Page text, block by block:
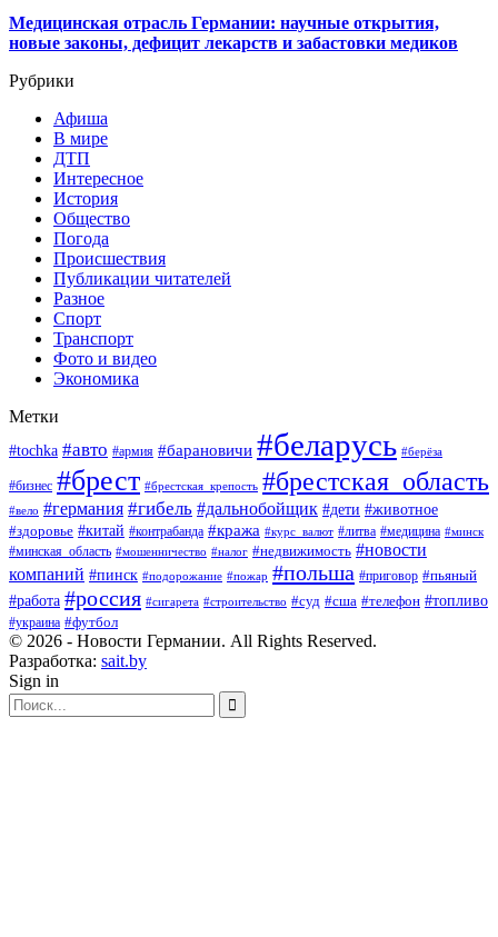
Медицинская отрасль Германии: научные открытия,
новые законы, дефицит лекарств и забастовки медиков
Рубрики
Афиша
В мире
ДТП
Интересное
История
Общество
Погода
Происшествия
Публикации читателей
Разное
Спорт
Транспорт
Фото и видео
Экономика
Метки
#tochka #авто #армия #барановичи #беларусь #берёза
#бизнес #брест #брестская_крепость #брестская_область
#вело #германия #гибель #дальнобойщик #дети #животное
#здоровье #китай #контрабанда #кража #курс_валют #литва #медицина #минск
#минская_область #мошенничество #налог #недвижимость #новости
компаний #пинск #подорожание #пожар #польша #приговор #пьяный
#работа #россия #сигарета #строительство #суд #сша #телефон #топливо
#украина #футбол
© 2026 - Новости Германии. All Rights Reserved.
Разработка: sait.by
Sign in